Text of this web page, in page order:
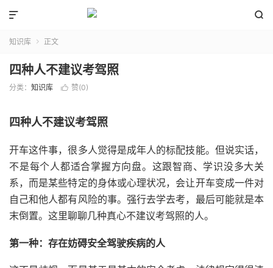


知识库  正文
四种人不建议考驾照
分类： 知识库  赞(0)
四种人不建议考驾照
开车这件事，很多人觉得是成年人的标配技能。但说实话，
不是每个人都适合掌握方向盘。这跟智商、学识没多大关
系，而是某些特定的身体或心理状况，会让开车变成一件对
自己和他人都有风险的事。强行去学去考，最后可能就是本
末倒置。这里聊聊几种真心不建议考驾照的人。
第一种：存在妨碍安全驾驶疾病的人